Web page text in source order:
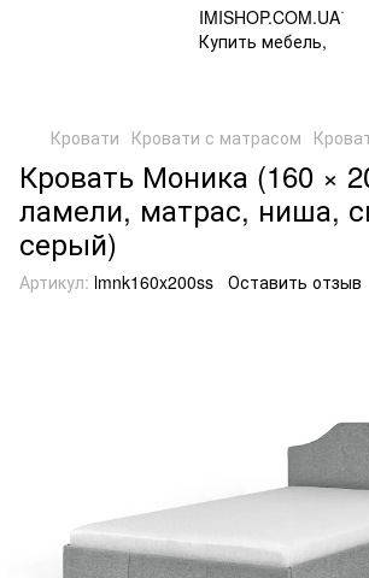
Кровати Кровати с матрасом
Кровать Моника (160 ×
ламели, матрас, ниша,
серый)
Артикул: lmnk160x200ss Оставить отзыв